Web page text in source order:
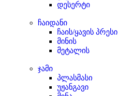
დესერტი
ჩაიდანი
ჩაის/ყავის პრესი
მინის
მეტალის
ჯამი
პლასმასი
უჟანგავი